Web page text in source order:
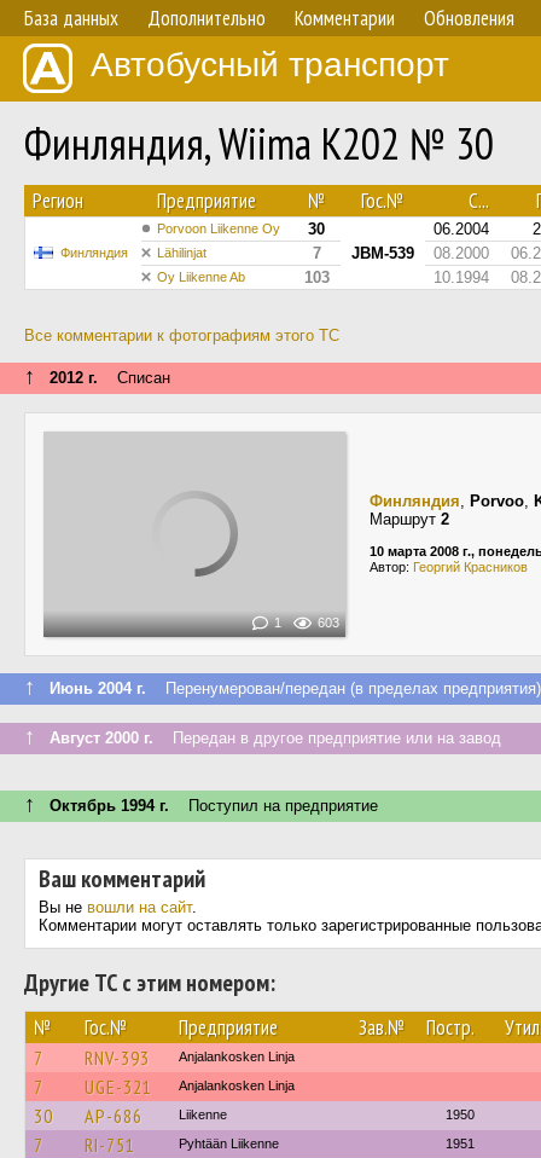
База данных Дополнительно Комментарии Обновления
Автобусный транспорт
Финляндия, Wiima K202 № 30
Регион Предприятие № Гос.№ С...
Финляндия
Porvoon Liikenne Oy
30
JBM-539
06.2004
Lähilinjat 7 08.2000
Oy Liikenne Ab 103 10.1994
Все комментарии к фотографиям этого ТС
↑ 2012 г. Списан
1 603
Финляндия, Porvoo,
Маршрут 2
10 марта 2008 г.,
Автор: Георгий Красников
↑ Июнь 2004 г. Перенумерован/передан (в пределах предприятия)
↑ Август 2000 г. Передан в другое предприятие или на завод
↑ Октябрь 1994 г. Поступил на предприятие
Ваш комментарий
Вы не вошли на сайт.
Комментарии могут оставлять только зарегистрированные
Другие ТС с этим номером:
№ Гос.№ Предприятие Зав.№ Постр.
7 RNV-393 Anjalankosken Linja
7 UGE-321 Anjalankosken Linja
30 AP-686 Liikenne 1950
7 RI-751 Pyhtään Liikenne 1951